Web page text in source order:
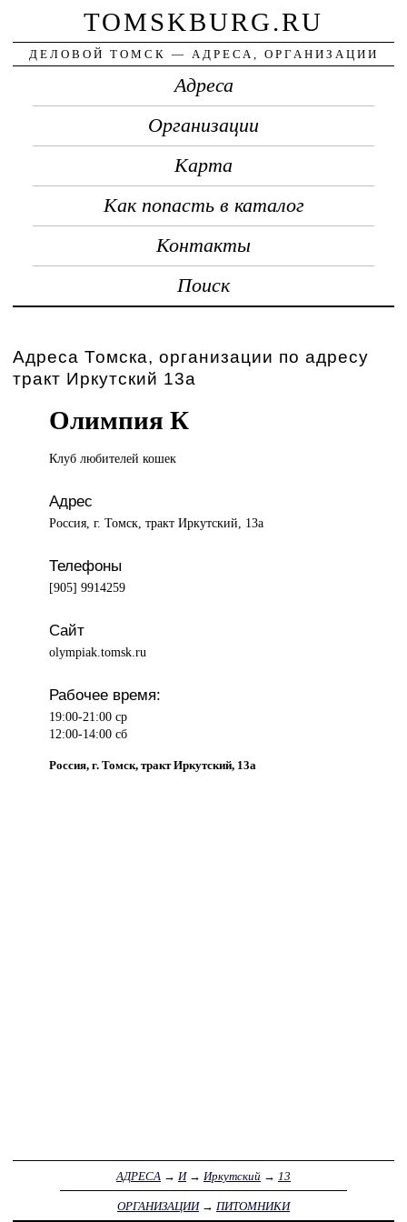
TOMSKBURG.RU
ДЕЛОВОЙ ТОМСК — АДРЕСА, ОРГАНИЗАЦИИ
Адреса
Организации
Карта
Как попасть в каталог
Контакты
Поиск
Адреса Томска, организации по адресу
тракт Иркутский 13а
Олимпия К
Клуб любителейкошек
Адрес
Россия, г. Томск, тракт Иркутский, 13а
Телефоны
[905] 9914259
Сайт
olympiak.tomsk.ru
Рабочее время:
19:00-21:00 ср
12:00-14:00 сб
Россия, г. Томск, тракт Иркутский, 13а
АДРЕСА → И→ Иркутский → 13
ОРГАНИЗАЦИИ→ ПИТОМНИКИ